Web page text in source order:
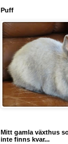
Puff
Mitt gamla växthus
inte finns kvar...